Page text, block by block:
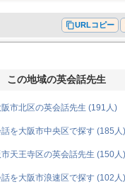
content_copyURLコピー
この地域の英会話先生
阪市北区の英会話先生 (191人)
を大阪市中央区で探す (185人)
市天王寺区の英会話先生 (150人)
を大阪市浪速区で探す (102人)